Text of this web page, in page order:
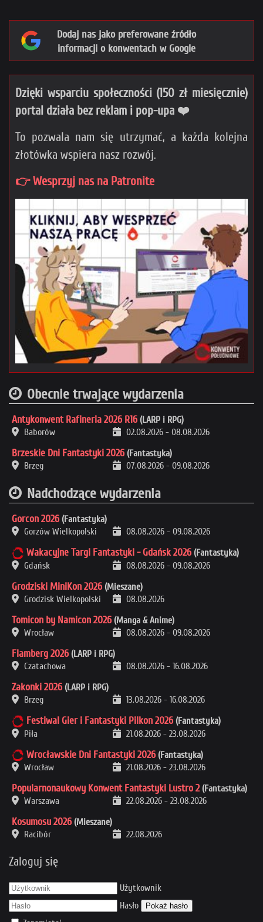
Dodaj nas jako preferowane źródło
informacji o konwentach w Google
Dzięki wsparciu społeczności (150 zł miesięcznie)
portal działa bez reklam i pop-upa ❤️
To pozwala nam się utrzymać, a każda kolejna
złotówka wspiera nasz rozwój.
👉 Wesprzyj nas na Patronite
Obecnie trwające wydarzenia
Antykonwent Rafineria 2026 R16 (LARP i RPG)
Baborów
02.08.2026 - 08.08.2026
Brzeskie Dni Fantastyki 2026 (Fantastyka)
Brzeg
07.08.2026 - 09.08.2026
Nadchodzące wydarzenia
Gorcon 2026 (Fantastyka)
Gorzów Wielkopolski
08.08.2026 - 09.08.2026
Wakacyjne Targi Fantastyki - Gdańsk 2026 (Fantastyka)
Gdańsk
08.08.2026 - 09.08.2026
Grodziski MiniKon 2026 (Mieszane)
Grodzisk Wielkopolski
08.08.2026
Tomicon by Namicon 2026 (Manga & Anime)
Wrocław
08.08.2026 - 09.08.2026
Flamberg 2026 (LARP i RPG)
Czatachowa
08.08.2026 - 16.08.2026
Zakonki 2026 (LARP i RPG)
Brzeg
13.08.2026 - 16.08.2026
Festiwal Gier i Fantastyki Pilkon 2026 (Fantastyka)
Piła
21.08.2026 - 23.08.2026
Wrocławskie Dni Fantastyki 2026 (Fantastyka)
Wrocław
21.08.2026 - 23.08.2026
Popularnonaukowy Konwent Fantastyki Lustro 2 (Fantastyka)
Warszawa
22.08.2026 - 23.08.2026
Kosumosu 2026 (Mieszane)
Racibór
22.08.2026
Zaloguj się
Użytkownik
Hasło
Pokaż hasło